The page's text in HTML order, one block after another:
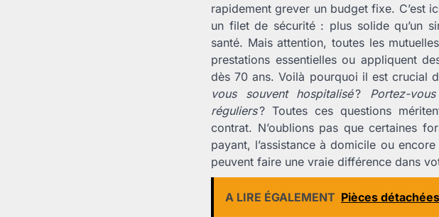
rapidement grever un budget fixe. C’est
un filet de sécurité : plus solide qu’un
santé. Mais attention, toutes les
prestations essentielles ou appliquent
dès 70 ans. Voilà pourquoi il est crucial
vous souvent hospitalisé? Portez-
réguliers? Toutes ces questions
contrat. N’oublions pas que certaines
payant, l’assistance à domicile ou
peuvent faire une vraie différence dans
A LIRE ÉGALEMENT Pièces